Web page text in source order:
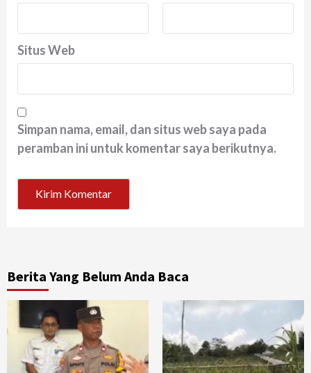
Situs Web
Simpan nama, email, dan situs web saya pada
peramban ini untuk komentar saya berikutnya.
Berita Yang Belum Anda Baca